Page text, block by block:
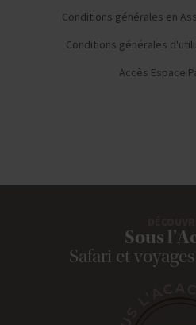
Conditions générales en
Conditions générales
Accès Espace
Sous
Safari et